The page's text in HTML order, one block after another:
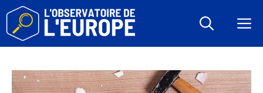
Aller
contenu